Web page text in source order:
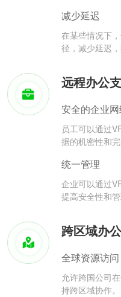
减少延迟
在某些情况下
径，减少延迟，
远程办公
安全的企业
员工可以通过
据的机密性和完
统一管理
企业可以通过
提高安全性和管
跨区域办公
全球资源访问
允许跨国公司
持跨区域协作。